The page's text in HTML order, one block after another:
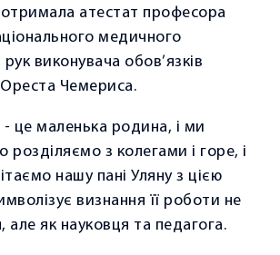
Консультація нефролога
Консультація ендокринолога
Консультація дерматовенеролога
Консультація трихолога
Консультація психолога
атестат професора
медичного
рук виконувача обов’язків
Чемериса.
це маленька родина, і ми
з колегами і горе, і
нашу пані Уляну з цією
визнання її роботи не
але як науковця та педагога.